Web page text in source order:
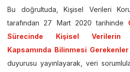
Bu doğrultuda, Kişisel Verileri
tarafından 27 Mart 2020 tarihinde
Sürecinde Kişisel Verilerin
Kapsamında Bilinmesi Gerekenler
duyurusu yayınlayarak, veri